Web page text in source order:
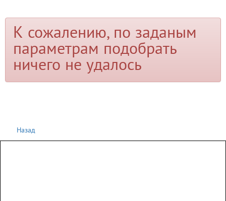
К сожалению, по заданым
параметрам подобрать
ничего не удалось
Назад